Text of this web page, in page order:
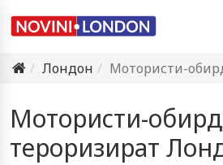
Лондон
Мотористи-обирджии
Мотористи-
тероризират